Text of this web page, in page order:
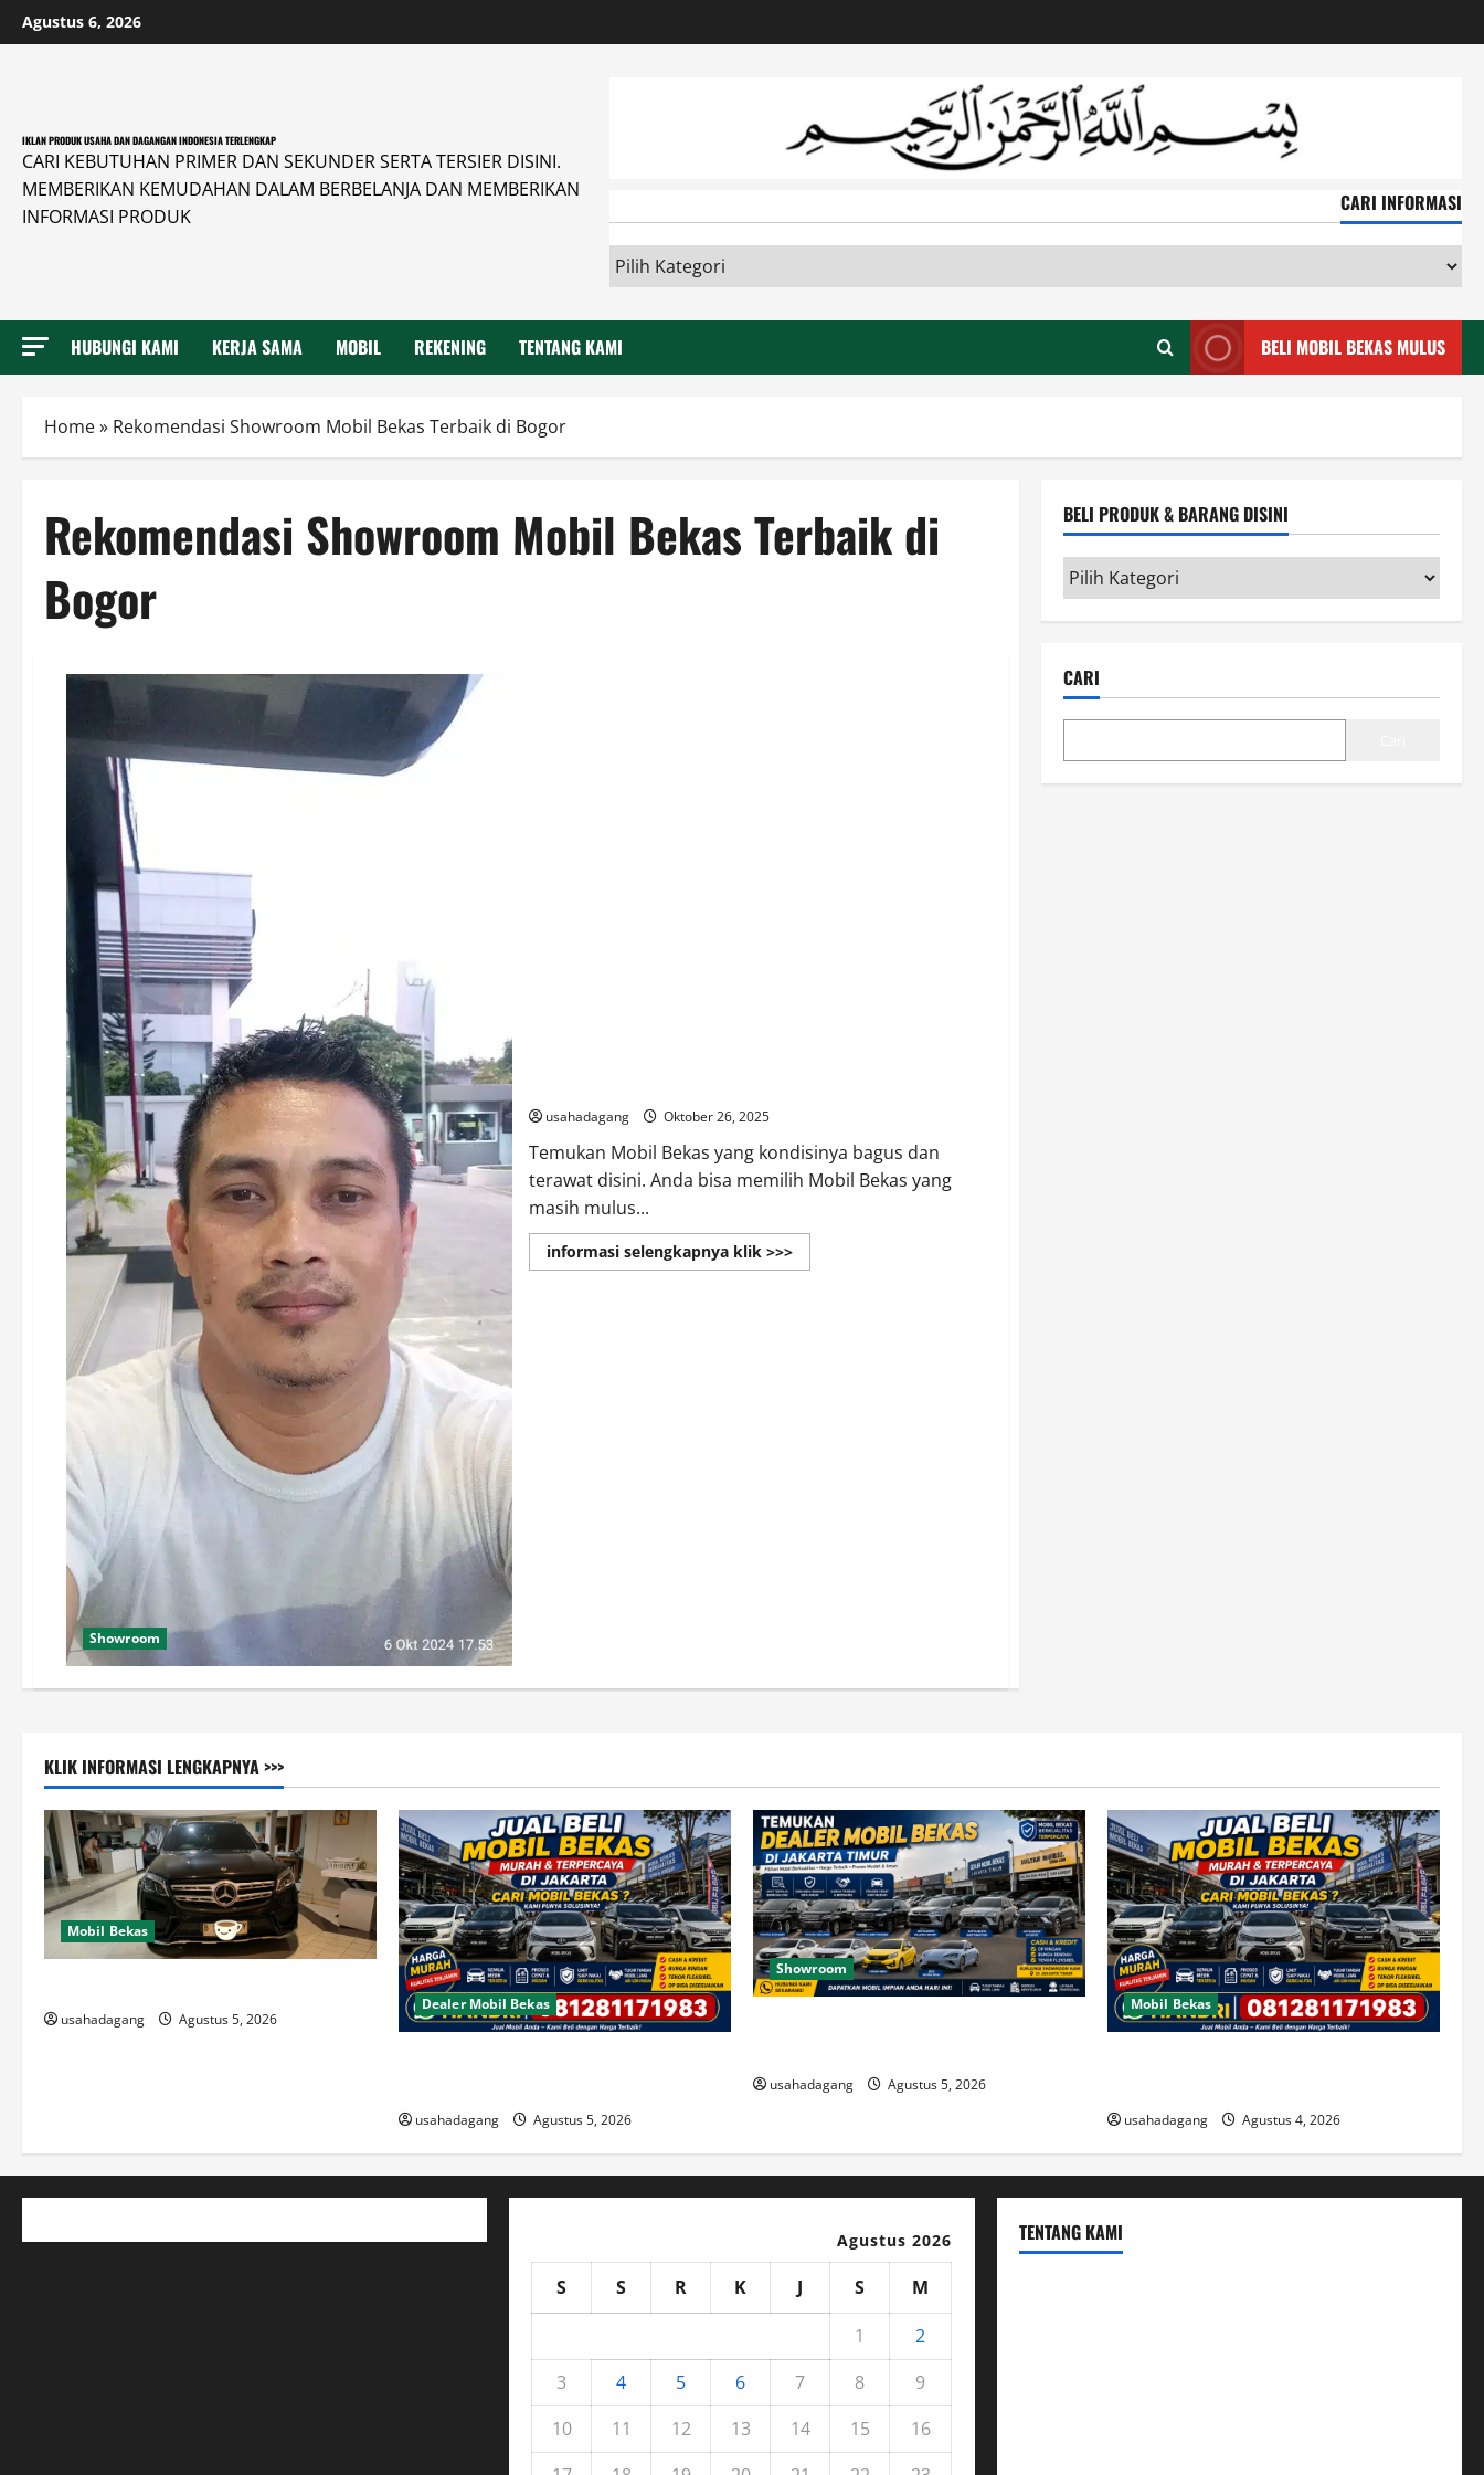
Skip
to
Agustus 6, 2026
IKLAN PRODUK USAHA DAN DAGANGAN INDONESIA TERLENGKAP
CARI KEBUTUHAN PRIMER DAN SEKUNDER SERTA TERSIER DISINI.
MEMBERIKAN KEMUDAHAN DALAM BERBELANJA DAN MEMBERIKAN
INFORMASI PRODUK
CARI INFORMASI
HUBUNGI KAMI KERJA SAMA MOBIL REKENING TENTANG KAMI BELI MOBIL BEKAS MULUS
Home» Rekomendasi Showroom Mobil Bekas Terbaik di Bogor
Rekomendasi Showroom Mobil Bekas Terbaik di
Bogor
Showroom
usahadagang Oktober 26, 2025
Temukan Mobil Bekas yang kondisinya bagus dan
terawat disini. Anda bisa memilih Mobil Bekas yang
masih mulus...
informasi selengkapnya klik >>>Read
more
BELI PRODUK & BARANG DISINI
Beli
Produk
&
disini
CARI
KLIK INFORMASI LENGKAPNYA >>>
Mobil Bekas
usahadagang Agustus 5, 2026
Dealer Mobil Bekas
usahadagang Agustus 5, 2026
Showroom
usahadagang Agustus 5, 2026
Mobil Bekas
usahadagang Agustus 4, 2026
Agustus 2026
S S R K J S
M
1
2
3
4 5 6 7 8
9
10
11 12 13 14 15
16
TENTANG KAMI